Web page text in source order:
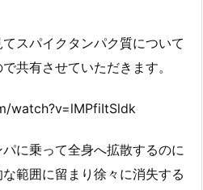
スパイクタンパク質について
共有させていただきます。
watch?v=lMPfiItSldk
に乗って全身へ拡散するのに
範囲に留まり徐々に消失する